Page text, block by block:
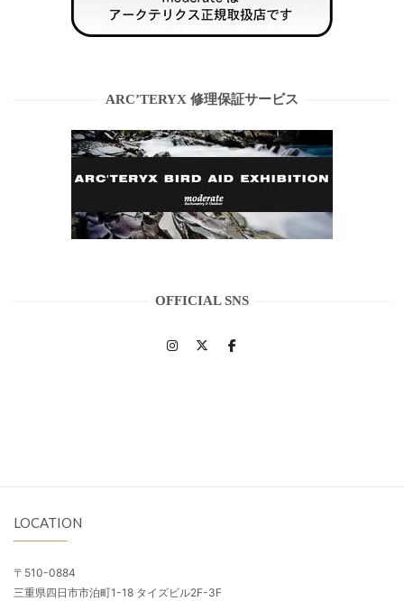
ARC’TERYX 修理保証サービス
OFFICIAL SNS
LOCATION
〒510-0884
三重県四日市市泊町1-18 タイズビル2F-3F